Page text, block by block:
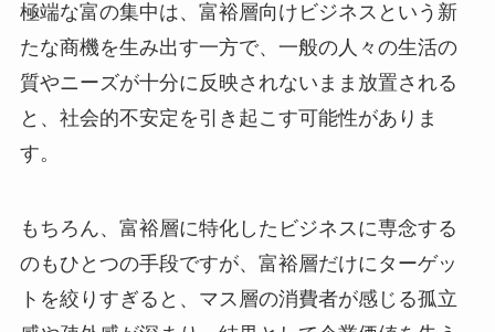
極端な富の集中は、富裕層向けビジネスという新
たな商機を生み出す一方で、一般の人々の生活の
質やニーズが十分に反映されないまま放置される
と、社会的不安定を引き起こす可能性がありま
す。
もちろん、富裕層に特化したビジネスに専念する
のもひとつの手段ですが、富裕層だけにターゲッ
トを絞りすぎると、マス層の消費者が感じる孤立